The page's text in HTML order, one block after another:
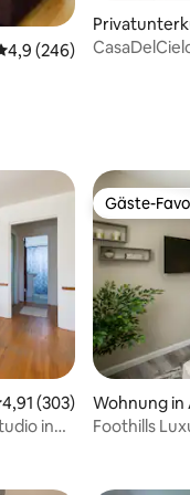
Bewertungen
4,9 (246)
rque
Bewertungen
4,91 (303)
in
Gäste-
Gäste-
Wohnung
Foothills